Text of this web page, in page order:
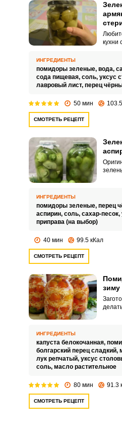
кухни
без
своим
ИНГРЕДИЕНТЫ
помидоры зеленые, вода,
сода пищевая, соль, уксус
лавровый лист, перец
50 мин
СМОТРЕТЬ РЕЦЕПТ
ИНГРЕДИЕНТЫ
помидоры зеленые, перец
аспирин, соль, сахар-песок,
приправа (на выбор)
40 мин 99.5 кКал
СМОТРЕТЬ РЕЦЕПТ
зиму
блюда
ИНГРЕДИЕНТЫ
капуста белокочанная,
болгарский перец сладкий,
лук репчатый, уксус
соль, масло растительное
80 мин 91.3
СМОТРЕТЬ РЕЦЕПТ